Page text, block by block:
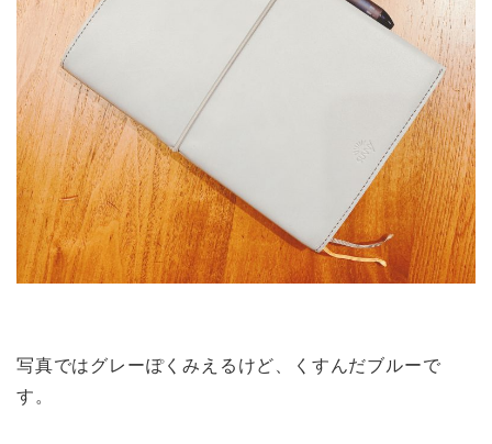
写真ではグレーぽくみえるけど、くすんだブルーで
す。